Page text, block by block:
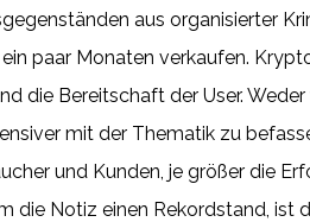
aus organisierter
paar Monaten verkaufen.
die Bereitschaft der User.
mit der Thematik zu
und Kunden, je größer die
die Notiz einen Rekordstand, ist